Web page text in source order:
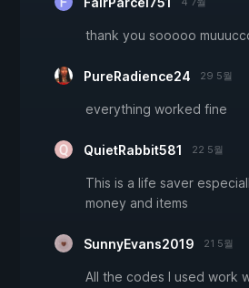
thank you sooooo
PureRadience24 29 5월
everything worked fine
QuietRabbit581 22 5월
This is a life saver
money and items
SunnyEvans2019 21 5월
All the codes I used work